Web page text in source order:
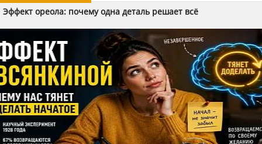
Эффект ореола: почему одна деталь решает всё